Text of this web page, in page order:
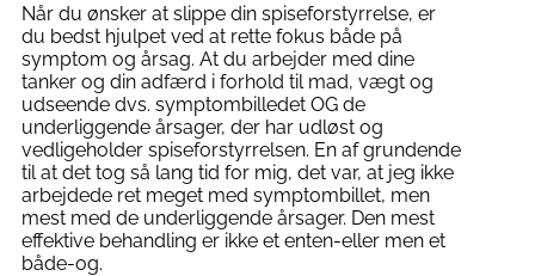
Når du ønsker at slippe din spiseforstyrrelse, er
du bedst hjulpet ved at rette fokus både på
symptom og årsag. At du arbejder med dine
tanker og din adfærd i forhold til mad, vægt og
udseende dvs. symptombilledet OG de
underliggende årsager, der har udløst og
vedligeholder spiseforstyrrelsen. En af grundende
til at det tog så lang tid for mig, det var, at jeg ikke
arbejdede ret meget med symptombillet, men
mest med de underliggende årsager. Den mest
effektive behandling er ikke et enten-eller men et
både-og.